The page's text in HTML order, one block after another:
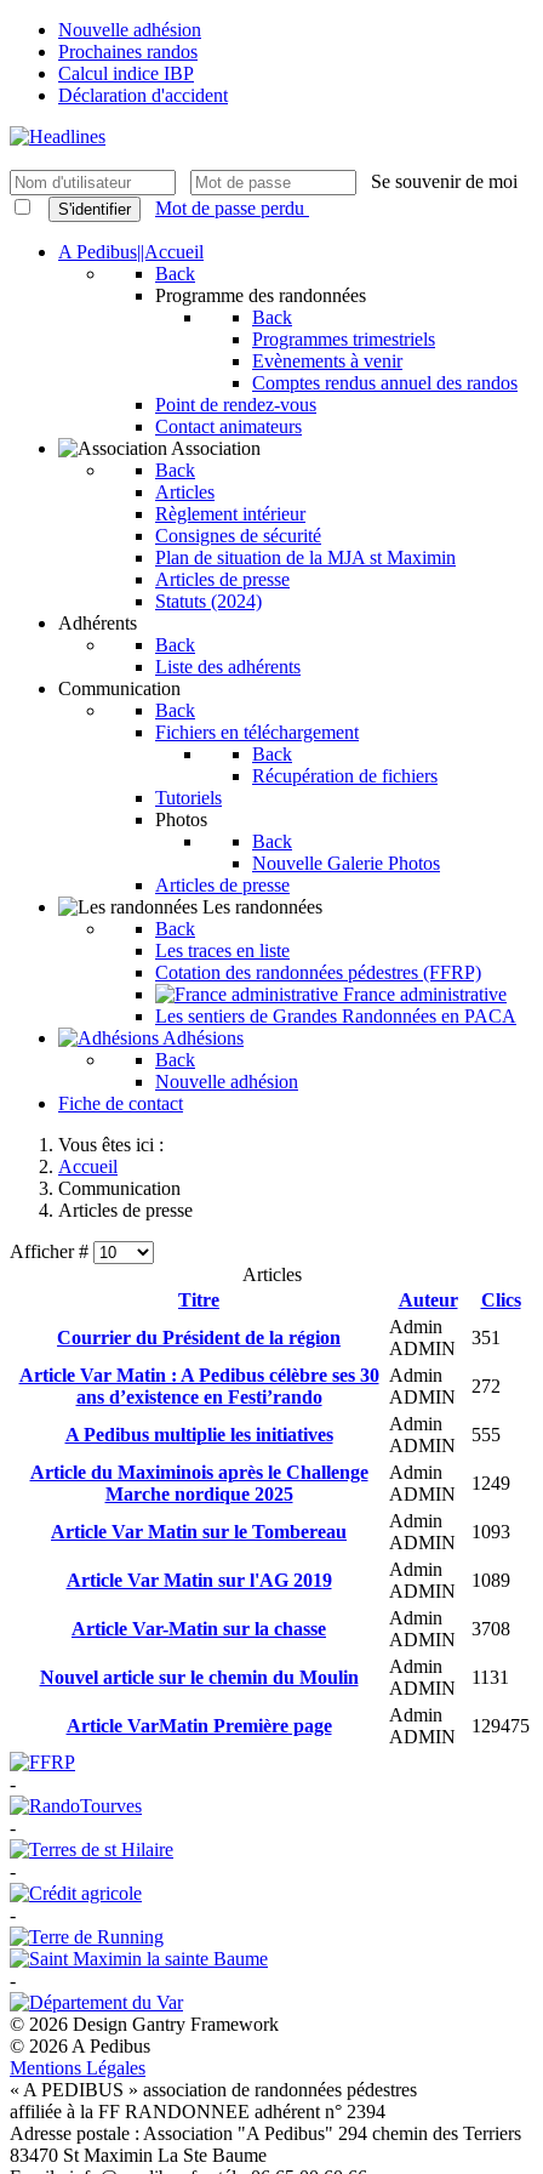
Nouvelle adhésion
Prochaines randos
Calcul indice IBP
Déclaration d'accident
Se souvenir de moi
S'identifier Mot de passe perdu
A Pedibus||Accueil
Back
Programme des randonnées
Back
Programmes trimestriels
Evènements à venir
Comptes rendus annuel des randos
Point de rendez-vous
Contact animateurs
Association
Back
Articles
Règlement intérieur
Consignes de sécurité
Plan de situation de la MJA st Maximin
Articles de presse
Statuts (2024)
Adhérents
Back
Liste des adhérents
Communication
Back
Fichiers en téléchargement
Back
Récupération de fichiers
Tutoriels
Photos
Back
Nouvelle Galerie Photos
Articles de presse
Les randonnées
Back
Les traces en liste
Cotation des randonnées pédestres (FFRP)
France administrative
Les sentiers de Grandes Randonnées en PACA
Adhésions
Back
Nouvelle adhésion
Fiche de contact
Vous êtes ici :
Accueil
Communication
Articles de presse
Afficher #
Articles
Titre
Auteur
Clics
Courrier du Président de la région
Admin
ADMIN
351
Article Var Matin : A Pedibus célèbre ses 30
ans d’existence en Festi’rando
Admin
ADMIN
272
A Pedibus multiplie les initiatives
Admin
ADMIN
555
Article du Maximinois après le Challenge
Marche nordique 2025
Admin
ADMIN
1249
Article Var Matin sur le Tombereau
Admin
ADMIN
1093
Article Var Matin sur l'AG 2019
Admin
ADMIN
1089
Article Var-Matin sur la chasse
Admin
ADMIN
3708
Nouvel article sur le chemin du Moulin
Admin
ADMIN
1131
Article VarMatin Première page
Admin
ADMIN
129475
-
-
-
-
-
© 2026 Design Gantry Framework
© 2026 A Pedibus
Mentions Légales
« A PEDIBUS » association de randonnées pédestres
affiliée à la FF RANDONNEE adhérent n° 2394
Adresse postale : Association "A Pedibus" 294 chemin des Terriers
83470 St Maximin La Ste Baume